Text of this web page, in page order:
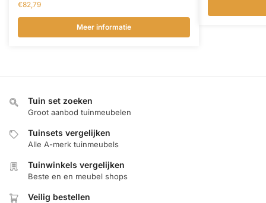
€82,79
Meer informatie
Tuin set zoeken
Groot aanbod tuinmeubelen
Tuinsets vergelijken
Alle A-merk tuinmeubels
Tuinwinkels vergelijken
Beste en en meubel shops
Veilig bestellen